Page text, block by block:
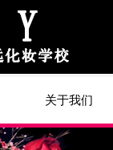
关于我们